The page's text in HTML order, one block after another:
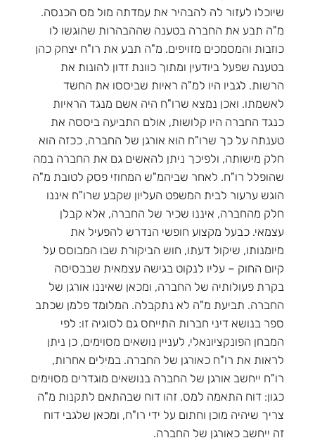
שיוכלו לעזור לה להבהיר את עמדתה מול מס הכנסה.
מ"ה תבע את החברה בטענה שההבהרות שהוגשו לו
כוזבות והמסמכים מזויפים. מ"ה תבע את רו"ח יצחק כהן
בטענה שפעל ביודעין ומתוך כוונת זדון להונות את
הרשות. לגביו היו למ"ה ראיות שביססו את החשד
לאשמתו. ואכן נמצא שרו"ח היה אשם מנגד הראיות
כנגד החברה היו קלושות, אולם התביעה ביססה את
טענתה על כך שרו"ח הוא אורגן של החברה, ככזה הוא
חלק מישותה, ולפיכך ניתן להאשים גם את החברה במה
שהופלל רו"ח. לאחר שביהמ"ש המחוזי פסק לטובת מ"ה
הוגש ערעור לבית המשפט העליון שקבע שרו"ח איננו
חלק מהחברה, איננו שכיר של החברה, אלא קבלן
עצמאי. כבעל מקצוע חופשי הנדרש להפעיל את
מיומנותו, שיקול דעתו, חוש הביקורת שבו המבוסס על
קיום החוק – עליו לנקוט בגישה עצמאית שבבסיסה
בקרת פעולותיה של החברה, ומכאן שאיננו אורגן של
החברה. תביעת מ"ה לא נתקבלה. המלומד פלמן שכתב
ספר בנושא דיני חברות התייחס גם לסוגיה זו: לפי
המבחן הפונקציונאלי, לעניין נושאים מסוימים, כן ניתן
לראות את רו"ח כאורגן של החברה. במילים אחרות,
רו"ח ייחשב אורגן של החברה בנושאים מוגדרים מסוימים
כגון: דוח התאמה למס. זהו דוח שבהתאם לתקנות מ"ה
צריך שיהיה מוכן וחתום על ידי רו"ח, ומכאן שלגבי דוח
זה ייחשב כאורגן של החברה.